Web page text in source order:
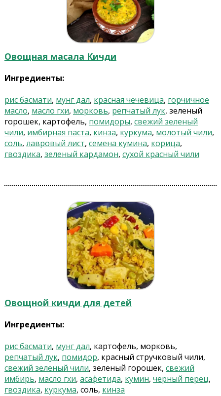
Овощная масала Кичди
Ингредиенты:
рис басмати, мунг дал, красная чечевица, горчичное
масло, масло гхи, морковь, репчатый лук, зеленый
горошек, картофель, помидоры, свежий зеленый
чили, имбирная паста, кинза, куркума, молотый чили,
соль, лавровый лист, семена кумина, корица,
гвоздика, зеленый кардамон, сухой красный чили
Овощной кичди для детей
Ингредиенты:
рис басмати, мунг дал, картофель, морковь,
репчатый лук, помидор, красный стручковый чили,
свежий зеленый чили, зеленый горошек, свежий
имбирь, масло гхи, асафетида, кумин, черный перец,
гвоздика, куркума, соль, кинза